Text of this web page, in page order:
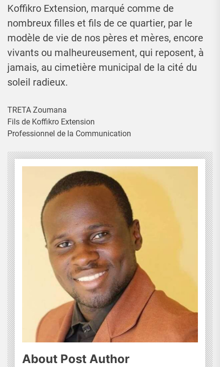
Koffikro Extension, marqué comme de
nombreux filles et fils de ce quartier, par le
modèle de vie de nos pères et mères, encore
vivants ou malheureusement, qui reposent, à
jamais, au cimetière municipal de la cité du
soleil radieux.
TRETA Zoumana
Fils de Koffikro Extension
Professionnel de la Communication
About Post Author